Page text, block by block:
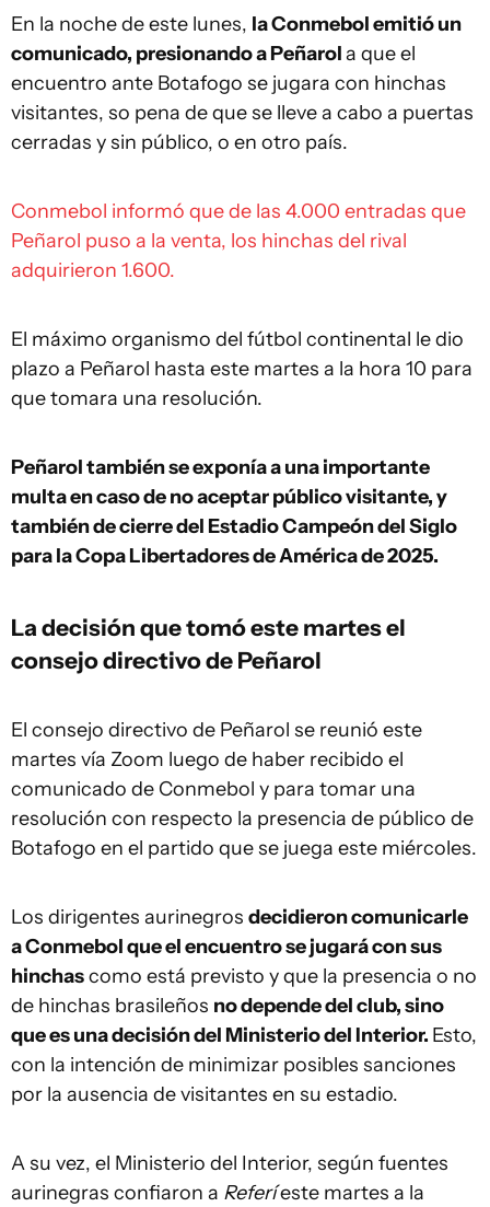
En la noche de este lunes, la Conmebol emitió un
comunicado, presionando a Peñarola que el
encuentro ante Botafogo se jugara con hinchas
visitantes, so pena de que se lleve a cabo a puertas
cerradas y sin público, o en otro país.
Conmebol informó que de las 4.000 entradas que
Peñarol puso a la venta, los hinchas del rival
adquirieron 1.600.
El máximo organismo del fútbol continental le dio
plazo a Peñarol hasta este martes a la hora 10 para
que tomara una resolución.
Peñarol también se exponía a una importante
multa en caso de no aceptar público visitante, y
también de cierre del Estadio Campeón del Siglo
para la Copa Libertadores de América de 2025.
La decisión que tomó este martes el
consejo directivo de Peñarol
El consejo directivo de Peñarol se reunió este
martes vía Zoom luego de haber recibido el
comunicado de Conmebol y para tomar una
resolución con respecto la presencia de público de
Botafogo en el partido que se juega este miércoles.
Los dirigentes aurinegros decidieron comunicarle
a Conmebol que el encuentro se jugará con sus
hinchascomo está previsto y que la presencia o no
de hinchas brasileños no depende del club, sino
que es una decisión del Ministerio del Interior. Esto,
con la intención de minimizar posibles sanciones
por la ausencia de visitantes en su estadio.
A su vez, el Ministerio del Interior, según fuentes
aurinegras confiaron a Referíeste martes a la